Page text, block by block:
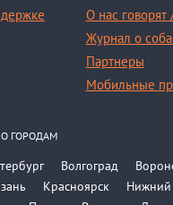
О нас
Журнал о
Партнеры
Мобильные
ГОРОДАМ
Волгоград
Красноярск
Нижний